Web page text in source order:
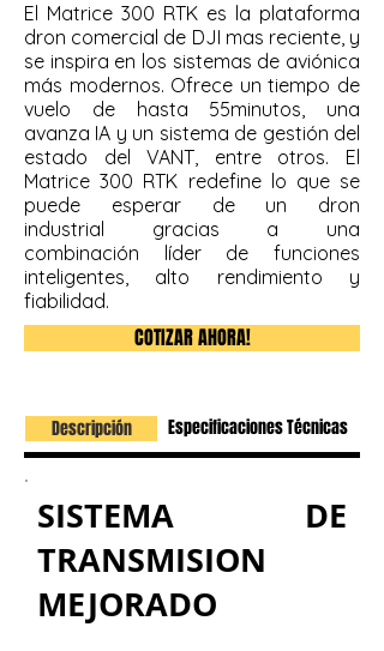
El Matrice 300 RTK es la plataforma
dron comercial de DJI mas reciente, y
se inspira en los sistemas de aviónica
más modernos. Ofrece un tiempo de
vuelo de hasta 55minutos, una
avanza IA y un sistema de gestión del
estado del VANT, entre otros. El
Matrice 300 RTK redefine lo que se
puede esperar de un dron
industrial gracias a una
combinación líder de funciones
inteligentes, alto rendimiento y
fiabilidad.
COTIZAR AHORA!
Descripción Especificaciones Técnicas
SISTEMA DE
TRANSMISION
MEJORADO